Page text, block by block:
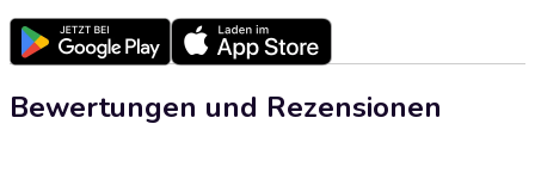
Bewertungen und Rezensionen